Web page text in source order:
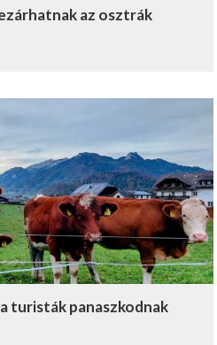
az osztrák
turisták panaszkodnak